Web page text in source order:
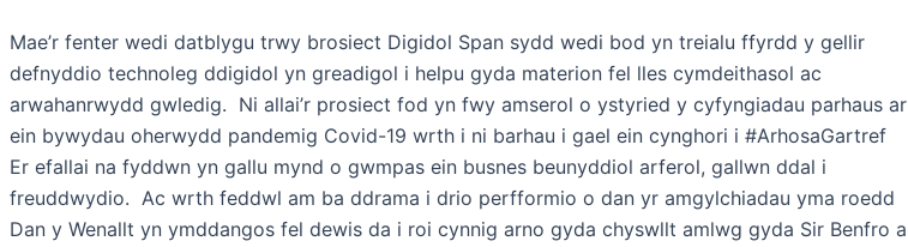
Mae’r fenter wedi datblygu trwy brosiect Digidol Span sydd wedi bod yn treialu ffyrdd y gellir
defnyddio technoleg ddigidol yn greadigol i helpu gyda materion fel lles cymdeithasol ac
arwahanrwydd gwledig. Ni allai’r prosiect fod yn fwy amserol o ystyried y cyfyngiadau parhaus ar
ein bywydau oherwydd pandemig Covid-19 wrth i ni barhau i gael ein cynghori i #ArhosaGartref
Er efallai na fyddwn yn gallu mynd o gwmpas ein busnes beunyddiol arferol, gallwn ddal i
freuddwydio. Ac wrth feddwl am ba ddrama i drio perfformio o dan yr amgylchiadau yma roedd
Dan y Wenallt yn ymddangos fel dewis da i roi cynnig arno gyda chyswllt amlwg gyda Sir Benfro a